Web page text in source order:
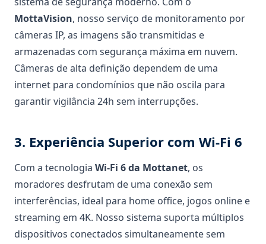
MottaVision, nosso serviço de monitoramento por
câmeras IP, as imagens são transmitidas e
armazenadas com segurança máxima em nuvem.
Câmeras de alta definição dependem de uma
internet para condomínios que não oscila para
garantir vigilância 24h sem interrupções.
3. Experiência Superior com Wi-Fi 6
Com a tecnologia Wi-Fi 6 da Mottanet, os
moradores desfrutam de uma conexão sem
interferências, ideal para home office, jogos online e
streaming em 4K. Nosso sistema suporta múltiplos
dispositivos conectados simultaneamente sem